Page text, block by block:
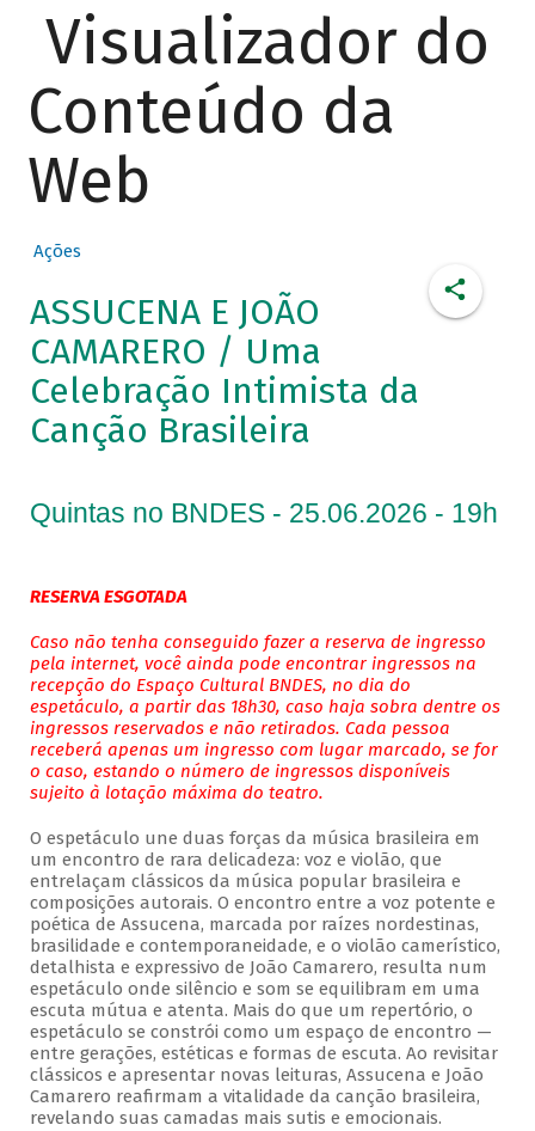
Visualizador do
Conteúdo da
Web
Ações
ASSUCENA E JOÃO
CAMARERO / Uma
Celebração Intimista da
Canção Brasileira
Quintas no BNDES - 25.06.2026 - 19h
RESERVA ESGOTADA
Caso não tenha conseguido fazer a reserva de ingresso
pela internet, você ainda pode encontrar ingressos na
recepção do Espaço Cultural BNDES, no dia do
espetáculo, a partir das 18h30, caso haja sobra dentre os
ingressos reservados e não retirados. Cada pessoa
receberá apenas um ingresso com lugar marcado, se for
o caso, estando o número de ingressos disponíveis
sujeito à lotação máxima do teatro.
O espetáculo une duas forças da música brasileira em
um encontro de rara delicadeza: voz e violão, que
entrelaçam clássicos da música popular brasileira e
composições autorais. O encontro entre a voz potente e
poética de Assucena, marcada por raízes nordestinas,
brasilidade e contemporaneidade, e o violão camerístico,
detalhista e expressivo de João Camarero, resulta num
espetáculo onde silêncio e som se equilibram em uma
escuta mútua e atenta. Mais do que um repertório, o
espetáculo se constrói como um espaço de encontro —
entre gerações, estéticas e formas de escuta. Ao revisitar
clássicos e apresentar novas leituras, Assucena e João
Camarero reafirmam a vitalidade da canção brasileira,
revelando suas camadas mais sutis e emocionais.